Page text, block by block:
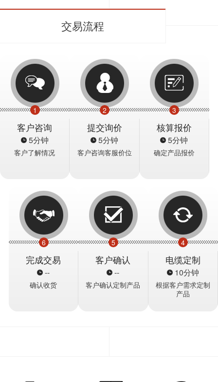
交易流程
1
客户咨询
5分钟
客户了解情况
2
提交询价
5分钟
客户咨询客服价位
3
核算报价
5分钟
确定产品报价
4
电缆定制
10分钟
根据客户需求定制
产品
5
客户确认
--
客户确认定制产品
6
完成交易
--
确认收货